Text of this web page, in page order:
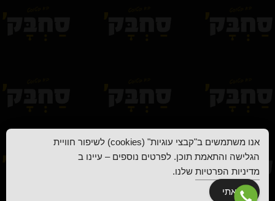
אנו משתמשים ב"קבצי עוגיות" (cookies) לשיפור חוויית
הגלישה והתאמת תוכן. לפרטים נוספים – עיינו ב
מדיניות הפרטיות שלנו.
קראתי